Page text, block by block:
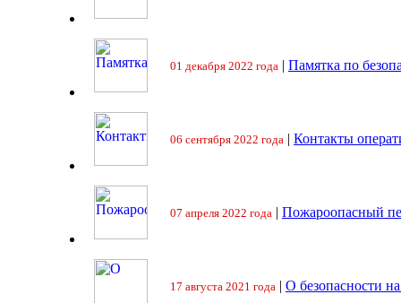
01 декабря 2022 года | Памятка по
06 сентября 2022 года | Контакты
07 апреля 2022 года | Пожароопасный
17 августа 2021 года | О безопасности